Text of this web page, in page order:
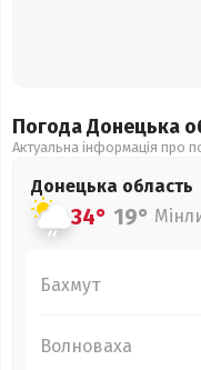
Погода Донецька
Актуальна інформація про
Донецька область
34° 19°
Бахмут
Волноваха